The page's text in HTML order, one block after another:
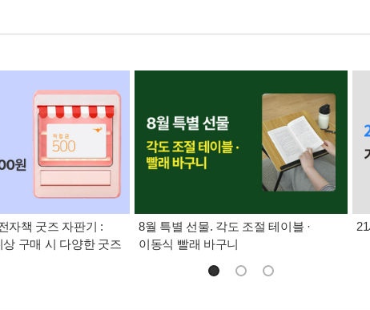
자책 굿즈 자판기 :
구매 시 다양한 굿즈
8월 특별 선물. 각도 조절 테이블 ·
이동식 빨래 바구니